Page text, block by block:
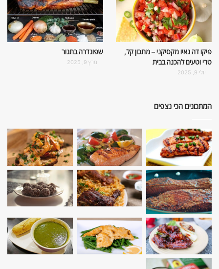
פיקו דה גאיו מקסיקני – מתכון קל,
טרי וטעים להכנה בבית
יולי 9, 2025
שפונדרה בתנור
מרץ 9, 2025
המתכונים הכי נצפים